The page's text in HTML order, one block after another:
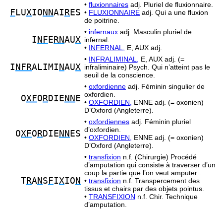
F LUXIO NNAI RES
• fluxionnaires adj. Pluriel de fluxionnaire.
• FLUXIONNAIRE adj. Qui a une fluxion
de poitrine.
I NF E RNAUX
• infernaux adj. Masculin pluriel de
infernal.
• INFERNAL, E, AUX adj.
I NFRALIMI NAUX
• INFRALIMINAL,
E, AUX adj. (=
infraliminaire) Psych. Qui n’atteint pas le
seuil de la conscience.
OXFO RDIE NN E
• oxfordienne adj. Féminin singulier de
oxfordien.
• OXFORDIEN,
ENNE adj. (= oxonien)
D’Oxford (Angleterre).
OXFO RDIE NN ES
• oxfordiennes adj. Féminin pluriel
d’oxfordien.
• OXFORDIEN,
ENNE adj. (= oxonien)
D’Oxford (Angleterre).
TRAN S FIXIO N
• transfixion n.f. (Chirurgie) Procédé
d’amputation qui consiste à traverser d’un
coup la partie que l’on veut amputer…
• transfixion n.f. Transpercement des
tissus et chairs par des objets pointus.
• TRANSFIXION n.f. Chir. Technique
d’amputation.